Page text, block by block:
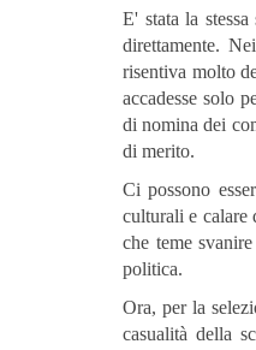
E' stata la
direttamente.
risentiva molto
accadesse solo
di nomina dei
di merito.
Ci possono
culturali e calare
che teme
politica.
Ora, per la
casualità della